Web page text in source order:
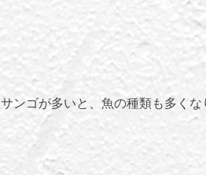
サンゴが多いと、魚の種類も多くな